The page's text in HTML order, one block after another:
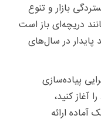
بازار و تنوع
دریچه‌ای باز است
پایدار در سال‌های
پیاده‌سازی
آغاز کنید،
ارائه